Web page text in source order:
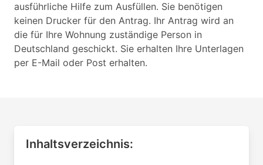
ausführliche Hilfe zum Ausfüllen. Sie benötigen
keinen Drucker für den Antrag. Ihr Antrag wird an
die für Ihre Wohnung zuständige Person in
Deutschland geschickt. Sie erhalten Ihre Unterlagen
per E-Mail oder Post erhalten.
Inhaltsverzeichnis: